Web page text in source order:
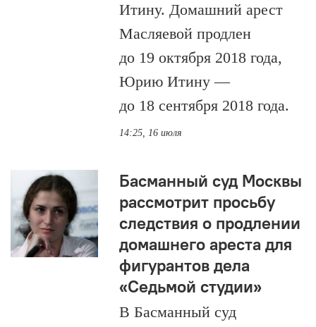
Итину. Домашний арест
Масляевой продлен
до 19 октября 2018 года,
Юрию Итину —
до 18 сентября 2018 года.
14:25, 16 июля
Басманный суд Москвы
рассмотрит просьбу
следствия о продлении
домашнего ареста для
фигурантов дела
«Седьмой студии»
В Басманный суд